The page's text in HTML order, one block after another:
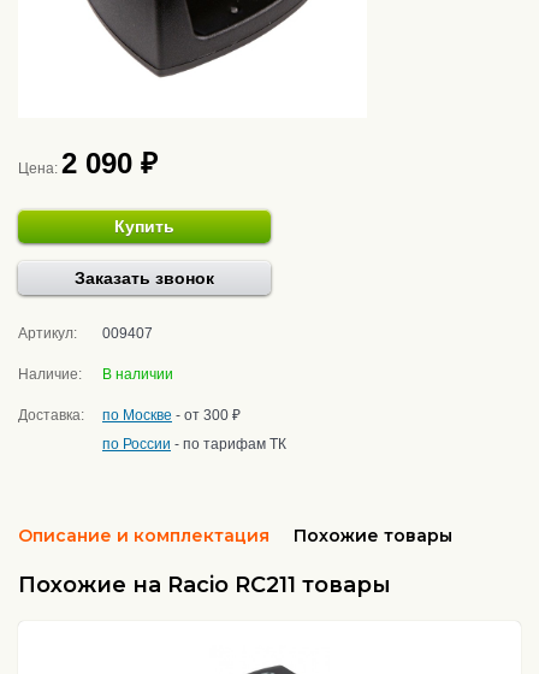
Цена: 2 090 ₽
Купить
Заказать звонок
Артикул: 009407
Наличие: В наличии
Доставка: по Москве - от 300 ₽
по России - по тарифам ТК
Описание и комплектация Похожие товары
Похожие на Racio RC211 товары